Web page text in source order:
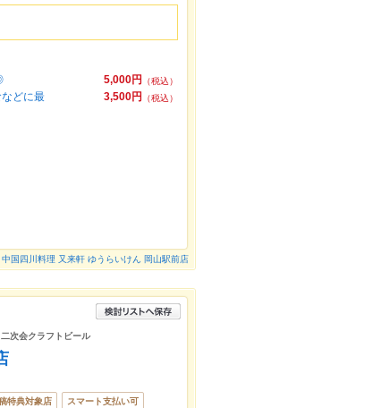
5,000円
（税込）
3,500円
（税込）
どに最
中国四川料理 又来軒 ゆうらいけん 岡山駅前店
次会クラフトビール
特典対象店 スマート支払い可